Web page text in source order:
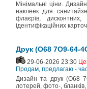
Мінімальні ціни.
наклеек для
флаєрів, дисконтних,
ідентифікаційних
Друк (О68 7О9-64-
29-06-2026 23:30
Продам, предлагаю -
Дизайн та друк (О68
лотерей, фото-, бланків,